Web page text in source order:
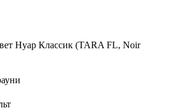
Нуар Классик (TARA FL, Noir